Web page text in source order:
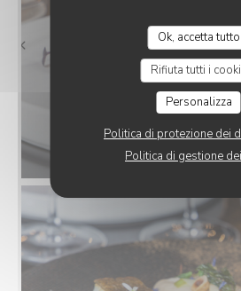
Ok, accetta tutto
Rifiuta tutti i
Personalizza
Politica di protezione dei
Politica di gestione